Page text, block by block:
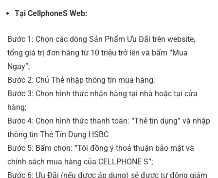
Tại CellphoneS Web:
Bước 1: Chọn các dòng Sản Phẩm Ưu Đãi trên website,
tổng giá trị đơn hàng từ 10 triệu trở lên và bấm “Mua
Ngay”;
Bước 2: Chủ Thẻ nhập thông tin mua hàng;
Bước 3: Chọn hình thức nhận hàng tại nhà hoặc tại cửa
hàng;
Bước 4: Chọn hình thức thanh toán: “Thẻ tín dụng” và nhập
thông tin Thẻ Tín Dụng HSBC
Bước 5: Bấm chọn: “Tôi đồng ý thoả thuận bảo mật và
chính sách mua hàng của CELLPHONE S”;
Bước 6: Ưu Đãi (nếu được áp dụng) sẽ được tự động giảm